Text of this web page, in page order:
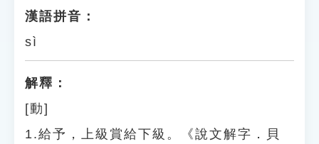
漢語拼音：
sì
解釋：
[動]
1.給予，上級賞給下級。《說文解字．貝